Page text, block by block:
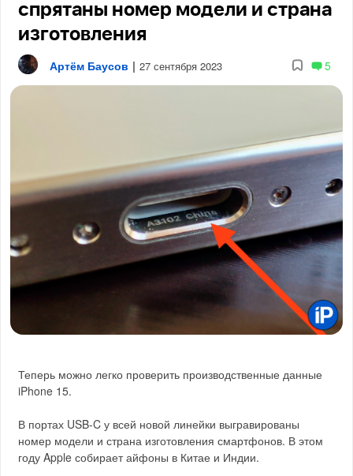
спрятаны номер модели и страна
изготовления
Артём Баусов | 27 сентября 2023 5
Теперь можно легко проверить производственные данные
iPhone 15.
В портах USB-C у всей новой линейки выгравированы
номер модели и страна изготовления смартфонов. В этом
году Apple собирает айфоны в Китае и Индии.